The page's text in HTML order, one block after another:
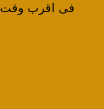
فى اقرب وقت